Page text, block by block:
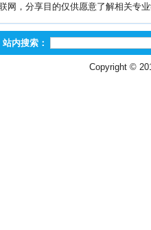
网，分享目的仅供愿意了解相关专
站内搜索：
Copyright ©